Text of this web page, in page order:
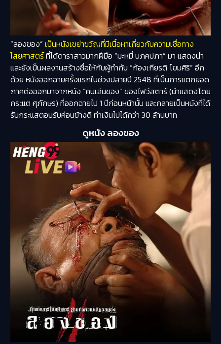
“ลองของ” เป็นหนังเขย่าขวัญที่มีเนื้อหาเกี่ยวกับความเชื่อทาง
ไสยศาสตร์ที่ได้ดาราสาวมากฝีมือ “มะหมี่ นภคปภา” มา แสดงนำ
และยังเป็นผลงานสร้างชื่อให้กับผู้กำกับ “ก้องเกียรติ โขมศิริ” อีก
ด้วย หนังออกฉายครั้งแรกในช่วงปลายปี 2548 ที่เป็นการแตกยอด
ภาคต่อออกมาจากหนัง “คนเล่นของ” ของไฟว์สตาร์ (นำแสดงโดย
กระแต ศุภักษร) ที่ออกฉายไป 1 ปีก่อนหน้านั้น และกลายเป็นหนังที่ได้
รับกระแสตอบรับค่อนข้างดี ทำเงินไปได้กว่า 30 ล้านบาท
ดูหนัง ลองของ